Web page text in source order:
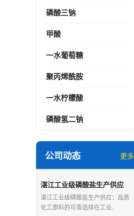
磷酸三钠
甲酸
一水葡萄糖
聚丙烯酰胺
一水柠檬酸
磷酸氢二钠
公司动态 更多
湛江工业级磷酸盐生产供应
湛江工业级磷酸盐生产供应：品质
化工原料的可靠选择在工业..